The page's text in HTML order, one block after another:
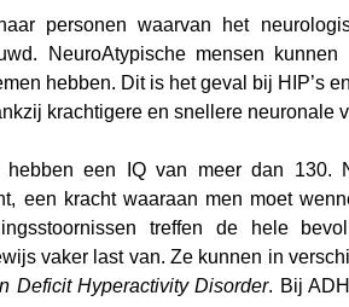
personen waarvan het
NeuroAtypische mensen
hebben. Dit is het geval bij HIP’s
krachtigere en snellere neuronale
hebben een IQ van meer dan 130.
een kracht waaraan men moet
treffen de hele
vaker last van. Ze kunnen in
Deficit Hyperactivity Disorder. Bij